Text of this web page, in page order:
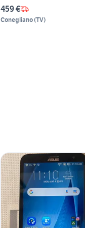
459 €
Conegliano(TV)